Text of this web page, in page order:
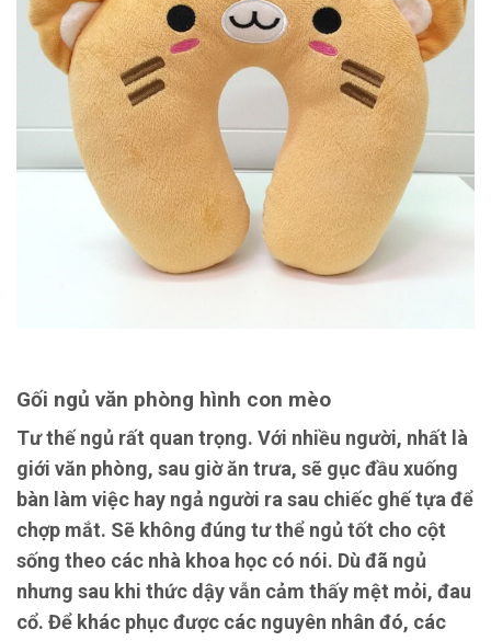
Gối ngủ văn phòng hình con mèo
Tư thế ngủ rất quan trọng. Với nhiều người, nhất là
giới văn phòng, sau giờ ăn trưa, sẽ gục đầu xuống
bàn làm việc hay ngả người ra sau chiếc ghế tựa để
chợp mắt. Sẽ không đúng tư thể ngủ tốt cho cột
sống theo các nhà khoa học có nói. Dù đã ngủ
nhưng sau khi thức dậy vẫn cảm thấy mệt mỏi, đau
cổ. Để khác phục được các nguyên nhân đó, các